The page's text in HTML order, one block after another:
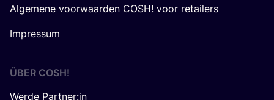
Algemene voorwaarden COSH! voor retailers
Impressum
ÜBER COSH!
Werde Partner:in